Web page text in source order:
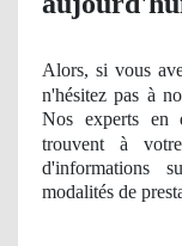
Alors, si vous
n'hésitez pas à
Nos experts en
trouvent à
d'informations
modalités de